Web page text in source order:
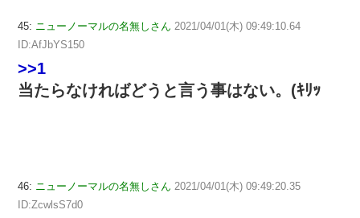
45: ニューノーマルの名無しさん 2021/04/01(木) 09:49:10.64
ID:AfJbYS150
>>1
当たらなければどうと言う事はない。(ｷﾘｯ
46: ニューノーマルの名無しさん 2021/04/01(木) 09:49:20.35
ID:ZcwlsS7d0